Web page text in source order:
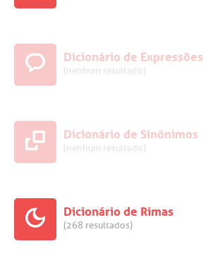
Dicionário de Expressões
(nenhum resultado)
Dicionário de Sinônimos
(nenhum resultado)
Dicionário de Rimas
(268 resultados)